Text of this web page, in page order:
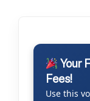
Your
Fees!
Use this